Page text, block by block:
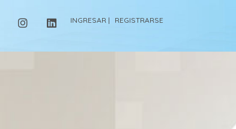
INGRESAR | REGISTRARSE